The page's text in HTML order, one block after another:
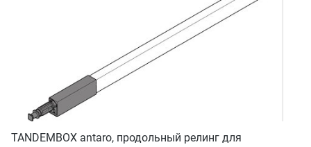
TANDEMBOX antaro, продольный релинг для